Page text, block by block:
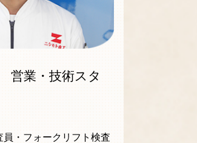
営業・技術スタ
員・フォークリフト検査